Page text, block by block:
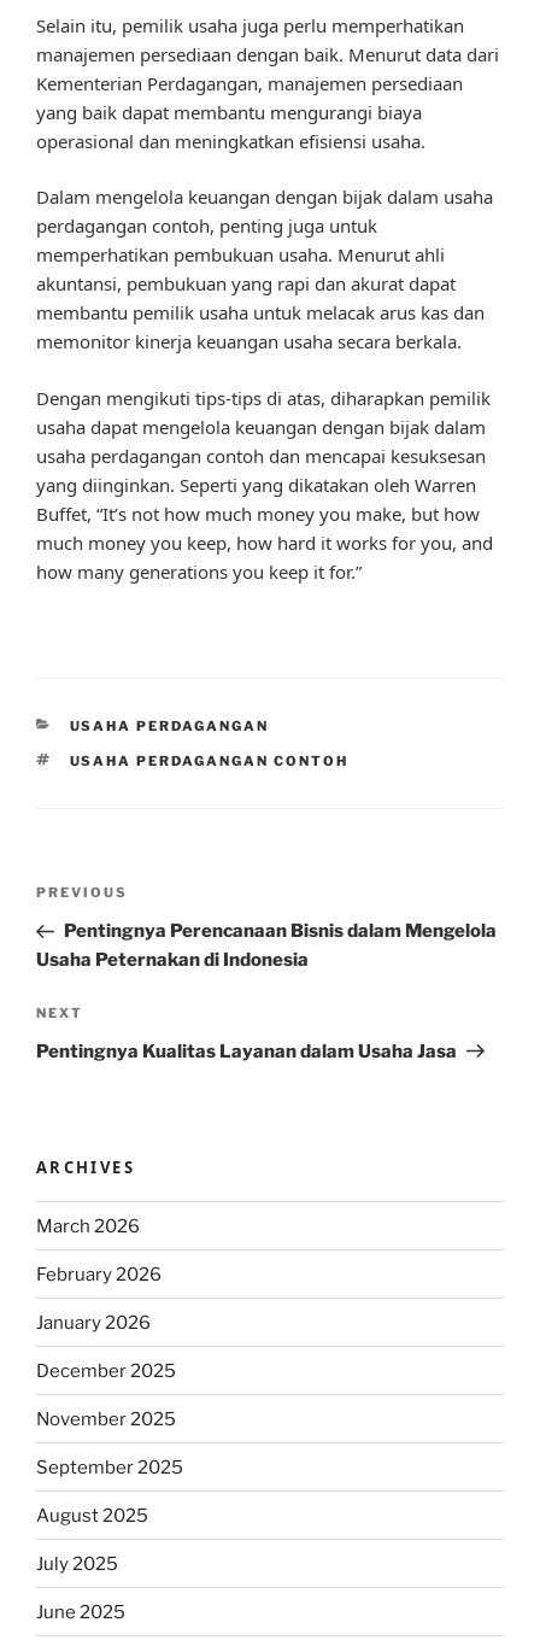
Selain itu, pemilik usaha juga perlu memperhatikan
manajemen persediaan dengan baik. Menurut data dari
Kementerian Perdagangan, manajemen persediaan
yang baik dapat membantu mengurangi biaya
operasional dan meningkatkan efisiensi usaha.
Dalam mengelola keuangan dengan bijak dalam usaha
perdagangan contoh, penting juga untuk
memperhatikan pembukuan usaha. Menurut ahli
akuntansi, pembukuan yang rapi dan akurat dapat
membantu pemilik usaha untuk melacak arus kas dan
memonitor kinerja keuangan usaha secara berkala.
Dengan mengikuti tips-tips di atas, diharapkan pemilik
usaha dapat mengelola keuangan dengan bijak dalam
usaha perdagangan contoh dan mencapai kesuksesan
yang diinginkan. Seperti yang dikatakan oleh Warren
Buffet, “It’s not how much money you make, but how
much money you keep, how hard it works for you, and
how many generations you keep it for.”
CATEGORIES
USAHA PERDAGANGAN
TAGS
USAHA PERDAGANGAN CONTOH
Previous
Post
PREVIOUS
Pentingnya Perencanaan Bisnis dalam Mengelola
Usaha Peternakan di Indonesia
Next
Post
NEXT
Pentingnya Kualitas Layanan dalam Usaha Jasa
ARCHIVES
March 2026
February 2026
January 2026
December 2025
November 2025
September 2025
August 2025
July 2025
June 2025